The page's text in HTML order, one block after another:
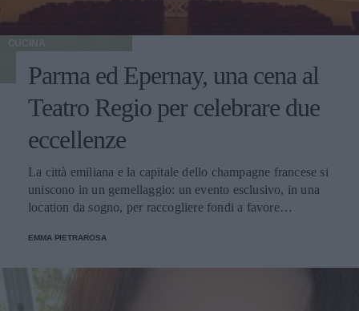
CUCINA
Parma ed Epernay, una cena al
Teatro Regio per celebrare due
eccellenze
La città emiliana e la capitale dello champagne francese si
uniscono in un gemellaggio: un evento esclusivo, in una
location da sogno, per raccogliere fondi a favore
EMMA PIETRAROSA